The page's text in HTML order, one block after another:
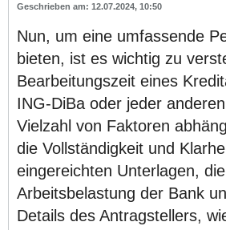
12.07.2024, 10:50
Nun, um eine umfassende
bieten, ist es wichtig zu
Bearbeitungszeit eines
ING-DiBa oder jeder
Vielzahl von Faktoren
die Vollständigkeit und
eingereichten Unterlagen,
Arbeitsbelastung der Bank
Details des Antragstellers,